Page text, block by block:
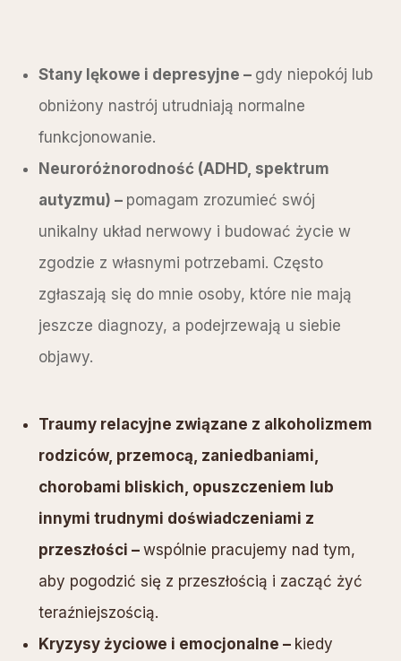
Stany lękowe i depresyjne – gdy niepokój lub
obniżony nastrój utrudniają normalne
funkcjonowanie.
Neuroróżnorodność (ADHD, spektrum
autyzmu) – pomagam zrozumieć swój
unikalny układ nerwowy i budować życie w
zgodzie z własnymi potrzebami. Często
zgłaszają się do mnie osoby, które nie mają
jeszcze diagnozy, a podejrzewają u siebie
objawy.
Traumy relacyjne związane z alkoholizmem
rodziców, przemocą, zaniedbaniami,
chorobami bliskich, opuszczeniem lub
innymi trudnymi doświadczeniami z
przeszłości – wspólnie pracujemy nad tym,
aby pogodzić się z przeszłością i zacząć żyć
teraźniejszością.
Kryzysy życiowe i emocjonalne – kiedy